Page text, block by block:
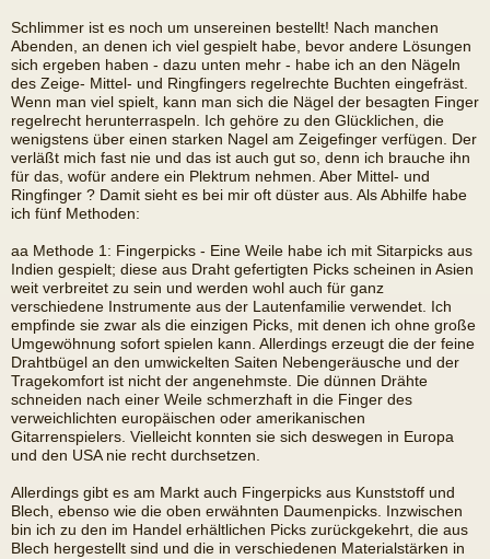
Schlimmer ist es noch um unsereinen bestellt! Nach manchen
Abenden, an denen ich viel gespielt habe, bevor andere Lösungen
sich ergeben haben - dazu unten mehr - habe ich an den Nägeln
des Zeige- Mittel- und Ringfingers regelrechte Buchten eingefräst.
Wenn man viel spielt, kann man sich die Nägel der besagten Finger
regelrecht herunterraspeln. Ich gehöre zu den Glücklichen, die
wenigstens über einen starken Nagel am Zeigefinger verfügen. Der
verläßt mich fast nie und das ist auch gut so, denn ich brauche ihn
für das, wofür andere ein Plektrum nehmen. Aber Mittel- und
Ringfinger ? Damit sieht es bei mir oft düster aus. Als Abhilfe habe
ich fünf Methoden:
aa Methode 1: Fingerpicks - Eine Weile habe ich mit Sitarpicks aus
Indien gespielt; diese aus Draht gefertigten Picks scheinen in Asien
weit verbreitet zu sein und werden wohl auch für ganz
verschiedene Instrumente aus der Lautenfamilie verwendet. Ich
empfinde sie zwar als die einzigen Picks, mit denen ich ohne große
Umgewöhnung sofort spielen kann. Allerdings erzeugt die der feine
Drahtbügel an den umwickelten Saiten Nebengeräusche und der
Tragekomfort ist nicht der angenehmste. Die dünnen Drähte
schneiden nach einer Weile schmerzhaft in die Finger des
verweichlichten europäischen oder amerikanischen
Gitarrenspielers. Vielleicht konnten sie sich deswegen in Europa
und den USA nie recht durchsetzen.
Allerdings gibt es am Markt auch Fingerpicks aus Kunststoff und
Blech, ebenso wie die oben erwähnten Daumenpicks. Inzwischen
bin ich zu den im Handel erhältlichen Picks zurückgekehrt, die aus
Blech hergestellt sind und die in verschiedenen Materialstärken in